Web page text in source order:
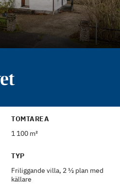
TOMTAREA
1 100 m²
TYP
Friliggande villa, 2 ½ plan med
källare